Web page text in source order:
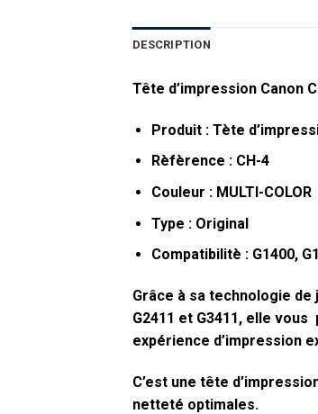
DESCRIPTION
Tête d’impression Canon
Produit : Tète
Rèfèrence : CH-4
Couleur : MULTI-COLOR
Type : Original
Compatibilitè : G1400,
Grâce à sa technologie
G2411 et G3411, elle
expérience d’impression
C’est une tête
netteté optimales.